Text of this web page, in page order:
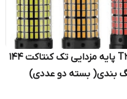
لامپ T20 پایه مزدایی تک کنتاکت ۱۴۴
بندی( بسته دو عددی)